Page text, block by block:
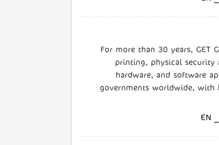
For more than 30 years,
printing, physical security
hardware, and software
governments worldwide,